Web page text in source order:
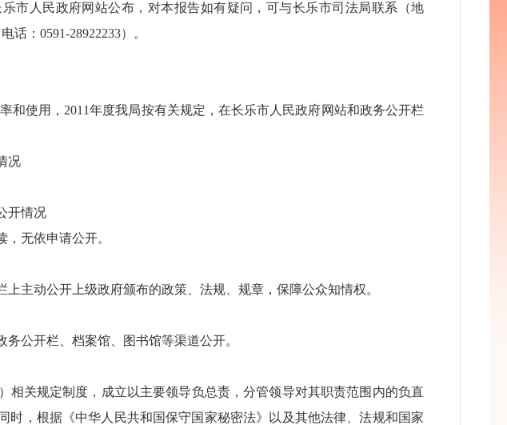
乐市人民政府网站公布，对本报告如有疑问，可与长乐市司法局联系（地
话：0591-28922233）。
使用，2011年度我局按有关规定，在长乐市人民政府网站和政务公开栏
况
开情况
无依申请公开。
主动公开上级政府颁布的政策、法规、规章，保障公众知情权。
公开栏、档案馆、图书馆等渠道公开。
关规定制度，成立以主要领导负总责，分管领导对其职责范围内的负直
时，根据《中华人民共和国保守国家秘密法》以及其他法律、法规和国家